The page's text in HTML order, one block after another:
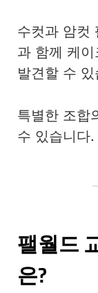
수컷과 암컷
과 함께 케
발견할 수
특별한 조합
수 있습니다.
팰월드
은?